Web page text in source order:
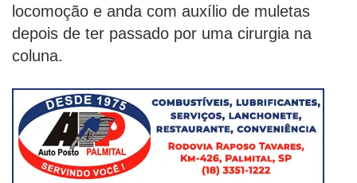
locomoção e anda com auxílio de muletas
depois de ter passado por uma cirurgia na
coluna.